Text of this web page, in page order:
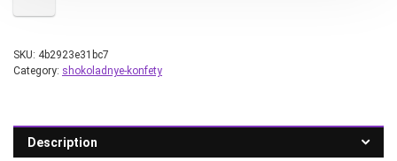
SKU: 4b2923e31bc7
Category: shokoladnye-konfety
Description